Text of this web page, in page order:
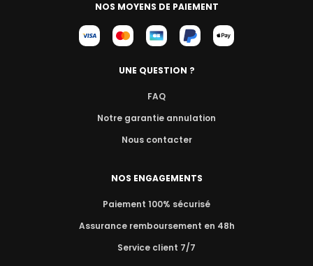
NOS MOYENS DE PAIEMENT
UNE QUESTION ?
FAQ
Notre garantie annulation
Nous contacter
NOS ENGAGEMENTS
Paiement 100% sécurisé
Assurance remboursement en 48h
Service client 7/7